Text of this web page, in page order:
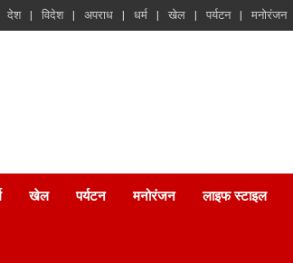
देश विदेश अपराध धर्म खेल पर्यटन मनोरंजन
खेल पर्यटन मनोरंजन लाइफ स्टाइल